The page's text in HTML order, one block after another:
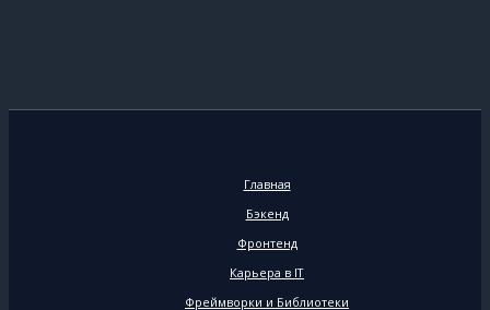
Главная
Бэкенд
Фронтенд
Карьера в IT
Фреймворки и Библиотеки